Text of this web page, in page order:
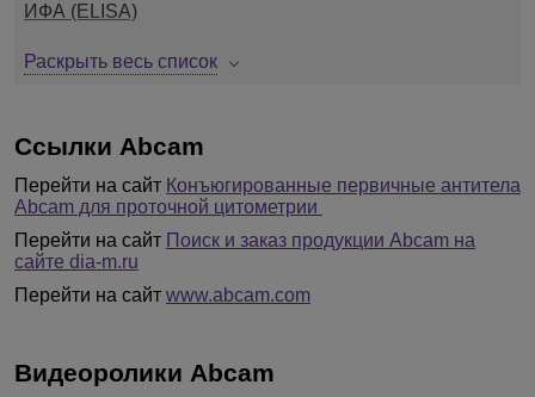
ИФА (ELISA)
Геномика
Эпигенетика
Нокаутные клеточные линии и их лизаты
Раскрыть весь список
Ссылки Abcam
Перейти на сайт Конъюгированные первичные антитела
Abcam для проточной цитометрии
Перейти на сайт Поиск и заказ продукции Abcam на
сайте dia-m.ru
Перейти на сайт www.abcam.com
Видеоролики Abcam